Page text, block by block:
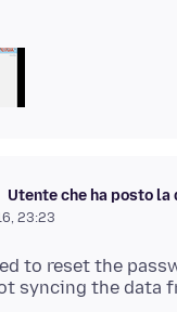
Utente che ha posto la
23:23
to reset the
syncing the data